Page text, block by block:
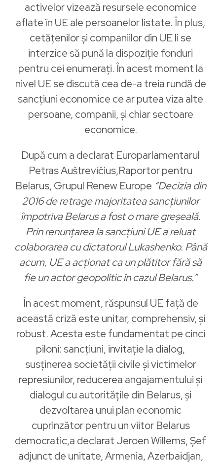
activelor vizează resursele economice
aflate în UE ale persoanelor listate. În plus,
cetățenilor și companiilor din UE li se
interzice să pună la dispoziție fonduri
pentru cei enumerați. În acest moment la
nivel UE se discută cea de-a treia rundă de
sancțiuni economice ce ar putea viza alte
persoane, companii, și chiar sectoare
economice.
După cum a declarat Europarlamentarul
Petras Auštrevičius,Raportor pentru
Belarus, Grupul Renew Europe “Decizia din
2016 de retrage majoritatea sancțiunilor
împotriva Belarus a fost o mare greșeală.
Prin renunțarea la sancțiuni UE a reluat
colaborarea cu dictatorul Lukashenko. Până
acum, UE a acționat ca un plătitor fără să
fie un actor geopolitic în cazul Belarus.”
În acest moment, răspunsul UE față de
această criză este unitar, comprehensiv, și
robust. Acesta este fundamentat pe cinci
piloni: sancțiuni, invitație la dialog,
susținerea societății civile și victimelor
represiunilor, reducerea angajamentului și
dialogul cu autoritățile din Belarus, și
dezvoltarea unui plan economic
cuprinzător pentru un viitor Belarus
democratic,a declarat Jeroen Willems​, Șef
adjunct de unitate, Armenia, Azerbaidjan,